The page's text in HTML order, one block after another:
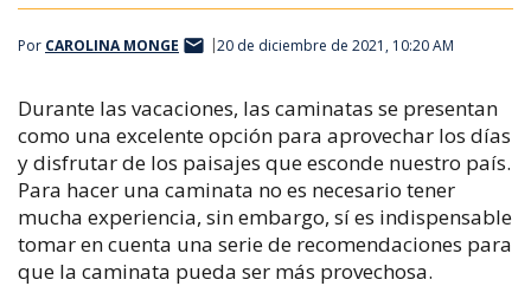
Por CAROLINA MONGE 20 de diciembre de 2021, 10:20 AM
Durante las vacaciones, las caminatas se presentan
como una excelente opción para aprovechar los días
y disfrutar de los paisajes que esconde nuestro país.
Para hacer una caminata no es necesario tener
mucha experiencia, sin embargo, sí es indispensable
tomar en cuenta una serie de recomendaciones para
que la caminata pueda ser más provechosa.